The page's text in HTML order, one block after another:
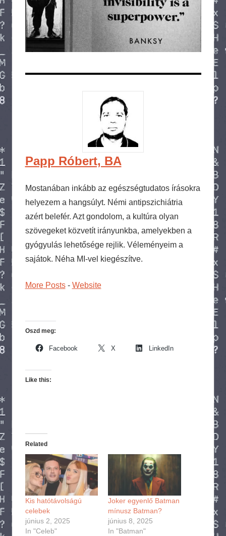
Papp Róbert, BA
Mostanában inkább az egészségtudatos írásokra
helyezem a hangsúlyt. Némi antipszichiátria
azért belefér. Azt gondolom, a kultúra olyan
szövegeket közvetít irányunkba, amelyekben a
gyógyulás lehetősége rejlik. Véleményeim a
sajátok. Néha MI-vel kiegészítve.
More Posts- Website
Oszd meg:
Facebook X LinkedIn
Like this:
Related
Kis hatótávolságú
celebek
június 2, 2025
In "Celeb"
Joker egyenlő Batman
mínusz Batman?
június 8, 2025
In "Batman"